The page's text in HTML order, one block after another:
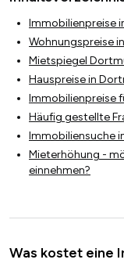
Immobilienpreise
Wohnungspreise
Mietspiegel
Hauspreise in
Immobilienpreise
Häufig gestellte
Immobiliensuche
Mieterhöhung -
einnehmen?
Was kostet eine